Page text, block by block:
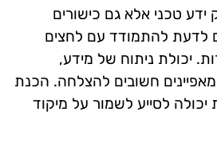
ידע טכני אלא גם כישורים
לדעת להתמודד עם לחצים
יכולת ניתוח של מידע,
חשובים להצלחה. הכנת
לסייע לשמור על מיקוד